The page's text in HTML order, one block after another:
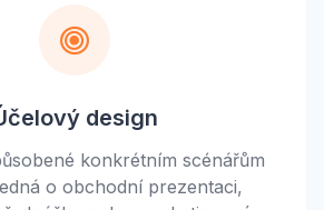
design
konkrétním scénářům
o obchodní prezentaci,